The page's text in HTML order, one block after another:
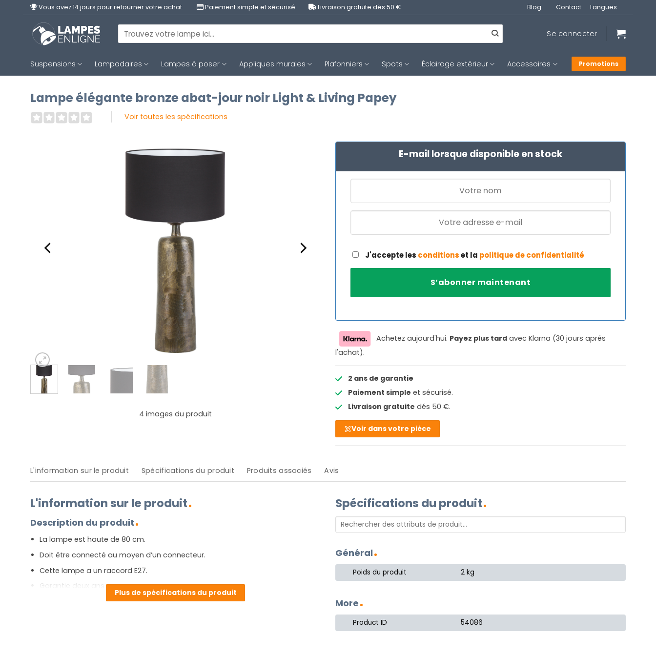
Vous avez 14 jours pour retourner votre achat. Paiement simple et sécurisé Livraison gratuite dès 50 € Blog Contact Langues
Recherche
pour :
Se connecter
Suspensions Lampadaires Lampes à poser Appliques murales Plafonniers Spots Éclairage extérieur Accessoires Promotions
Lampe élégante bronze abat-jour noir Light & Living Papey
Voir toutes les spécifications
4 images du produit
E-mail lorsque disponible en stock
J'accepte les conditionset la politique de confidentialité
Achetez aujourd'hui. Payez plus tard avec Klarna (30 jours aprés
l'achat).
2 ans de garantie
Paiement simple et sécurisé.
Livraison gratuite dés 50 €.
Voir dans votre pièce
L'information sur le produit Spécifications du produit Produits associés Avis
L'information sur le produit
Description du produit
La lampe est haute de 80 cm.
Doit être connecté au moyen d’un connecteur.
Cette lampe a un raccord E27.
Garantie deux ans.
Plus de spécifications du produit
Spécifications du produit
Général
Poids du produit 2 kg
More
Product ID 54086